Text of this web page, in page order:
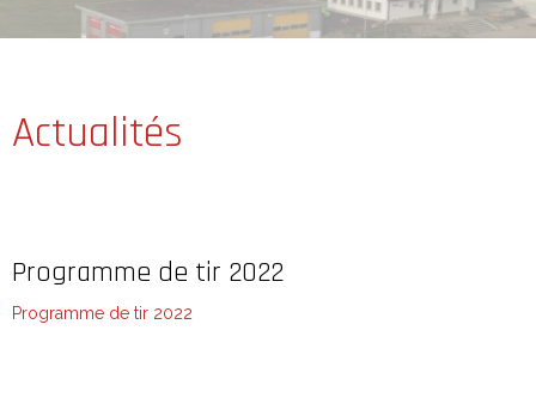
Actualités
Programme de tir 2022
Programme de tir 2022